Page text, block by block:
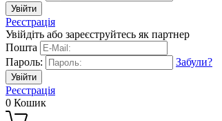
Реєстрація
Увійдіть або зареєструйтесь як партнер
Пошта
Пароль:
Забули?
Реєстрація
0 Кошик